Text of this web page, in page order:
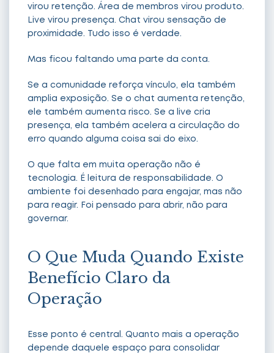
virou retenção. Área de membros virou produto.
Live virou presença. Chat virou sensação de
proximidade. Tudo isso é verdade.
Mas ficou faltando uma parte da conta.
Se a comunidade reforça vínculo, ela também
amplia exposição. Se o chat aumenta retenção,
ele também aumenta risco. Se a live cria
presença, ela também acelera a circulação do
erro quando alguma coisa sai do eixo.
O que falta em muita operação não é
tecnologia. É leitura de responsabilidade. O
ambiente foi desenhado para engajar, mas não
para reagir. Foi pensado para abrir, não para
governar.
O Que Muda Quando Existe
Benefício Claro da
Operação
Esse ponto é central. Quanto mais a operação
depende daquele espaço para consolidar